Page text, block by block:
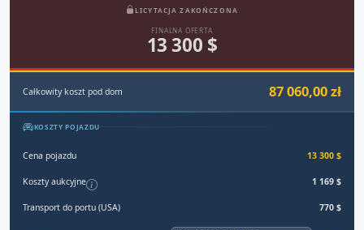
LICYTACJA ZAKOŃCZONA
FINALNA OFERTA
13 300 $
Całkowity koszt pod dom 87 060,00 zł
KOSZTY POJAZDU
Cena pojazdu 13 300 $
Koszty aukcyjne 1 169 $
Transport do portu (USA) 770 $